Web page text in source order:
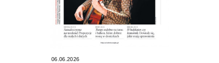
06.06.2026